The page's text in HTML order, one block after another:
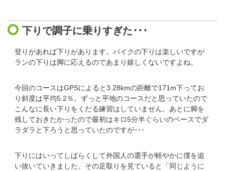
下りで調子に乗りすぎた･･･
登りがあれば下りがあります。バイクの下りは楽しいですが
ランの下りは脚に応えるのであまり嬉しくないですよね。
今回のコースはGPSによると3.28kmの距離で171m下ってお
り斜度は平均5.2％。ずっと平地のコースだと思っていたので
こんなに長い下りをくだる練習はしていません。あとに脚を
残しておきたかったので最初はキロ5分半ぐらいのペースでダ
ラダラと下ろうと思っていたのですが･･･
下りにはいってしばらくして外国人の選手が軽やかに僕を追
い抜いていきました。その足取りを見ていると「同じように